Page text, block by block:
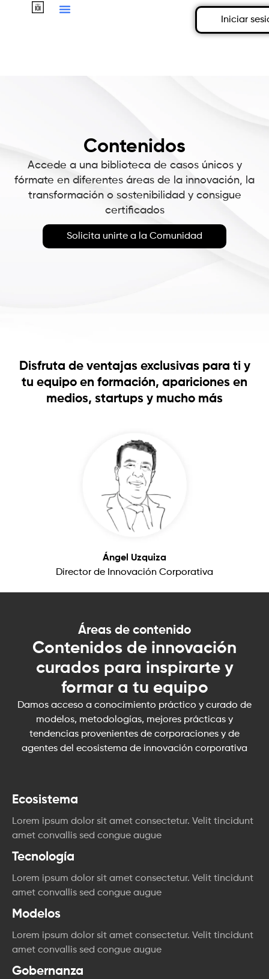
Iniciar
Contenidos
Accede a una biblioteca de casos únicos y
fórmate en diferentes áreas de la innovación, la
transformación o sostenibilidad y consigue
certificados
Solicita unirte a la Comunidad
Disfruta de ventajas exclusivas para ti y
tu equipo en formación, apariciones en
medios, startups y mucho más
Ángel Uzquiza
Director de Innovación Corporativa
Áreas de contenido
Contenidos de innovación
curados para inspirarte y
formar a tu equipo
Damos acceso a conocimiento práctico y curado de
modelos, metodologías, mejores prácticas y
tendencias provenientes de corporaciones y de
agentes del ecosistema de innovación corporativa
Ecosistema
Lorem ipsum dolor sit amet consectetur. Velit tincidunt
amet convallis sed congue augue
Tecnología
Lorem ipsum dolor sit amet consectetur. Velit tincidunt
amet convallis sed congue augue
Modelos
Lorem ipsum dolor sit amet consectetur. Velit tincidunt
amet convallis sed congue augue
Gobernanza